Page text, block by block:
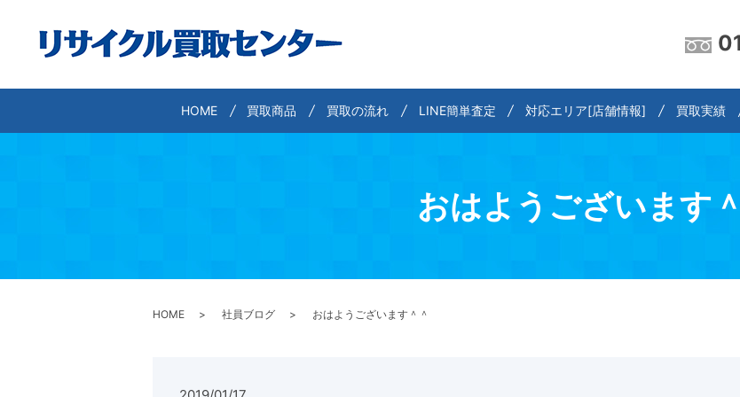
HOME 買取商品 買取の流れ LINE簡単査定 対応エリア[店舗情報] 買取実績
おはようございます
HOME 社員ブログ おはようございます＾＾